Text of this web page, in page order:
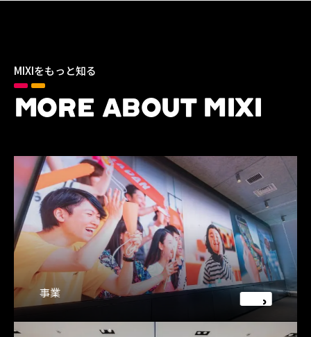
MIXIをもっと知る
MORE ABOUT MIXI
事業